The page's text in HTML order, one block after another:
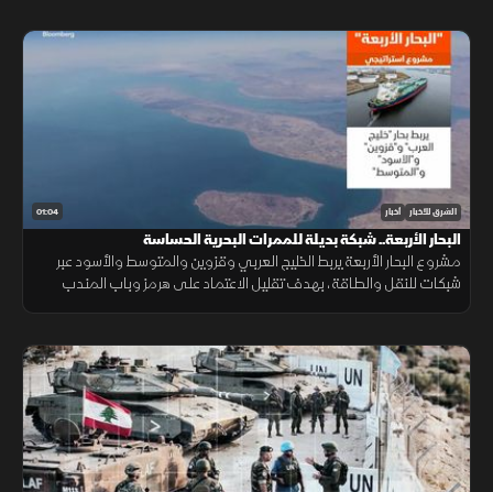
01:04 الشرق للأخبار أخبار
البحار الأربعة.. شبكة بديلة للممرات البحرية الحساسة
مشروع البحار الأربعة يربط الخليج العربي وقزوين والمتوسط والأسود عبر
شبكات للنقل والطاقة، بهدف تقليل الاعتماد على هرمز وباب المندب